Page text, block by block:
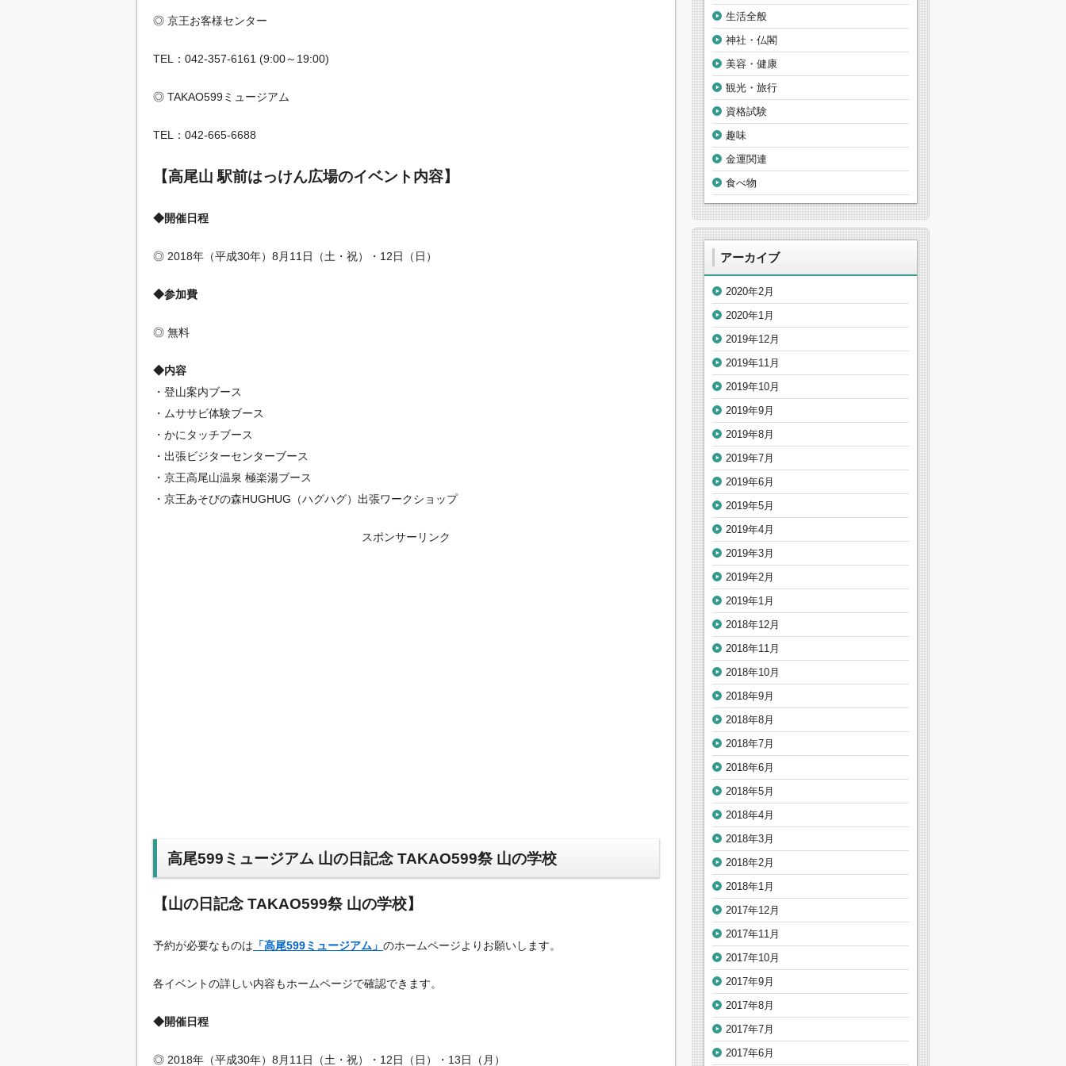
◎ 京王お客様センター
TEL：042-357-6161 (9:00～19:00)
◎ TAKAO599ミュージアム
TEL：042-665-6688
【高尾山 駅前はっけん広場のイベント内容】
◆開催日程
◎ 2018年（平成30年）8月11日（土・祝）・12日（日）
◆参加費
◎ 無料
◆内容
・登山案内ブース
・ムササビ体験ブース
・かにタッチブース
・出張ビジターセンターブース
・京王高尾山温泉 極楽湯ブース
・京王あそびの森HUGHUG（ハグハグ）出張ワークショップ
スポンサーリンク
高尾599ミュージアム 山の日記念 TAKAO599祭 山の学校
【山の日記念 TAKAO599祭 山の学校】
予約が必要なものは 「高尾599ミュージアム」 のホームページよりお願いします。
各イベントの詳しい内容もホームページで確認できます。
◆開催日程
◎ 2018年（平成30年）8月11日（土・祝）・12日（日）・13日（月）
生活全般
神社・仏閣
美容・健康
観光・旅行
資格試験
趣味
金運関連
食べ物
アーカイブ
2020年2月
2020年1月
2019年12月
2019年11月
2019年10月
2019年9月
2019年8月
2019年7月
2019年6月
2019年5月
2019年4月
2019年3月
2019年2月
2019年1月
2018年12月
2018年11月
2018年10月
2018年9月
2018年8月
2018年7月
2018年6月
2018年5月
2018年4月
2018年3月
2018年2月
2018年1月
2017年12月
2017年11月
2017年10月
2017年9月
2017年8月
2017年7月
2017年6月